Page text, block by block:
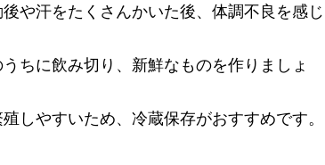
や汗をたくさんかいた後、体調不良を感じ
ちに飲み切り、新鮮なものを作りましょ
しやすいため、冷蔵保存がおすすめです。